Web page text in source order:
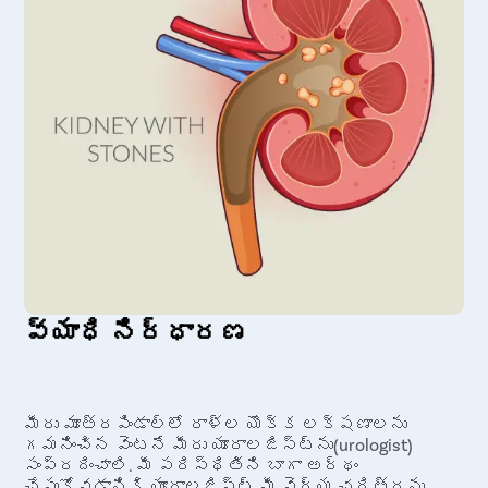
వ్యాధి నిర్ధారణ
మీరు మూత్రపిండాల్లో రాళ్ల యొక్క లక్షణాలను
గమనించిన వెంటనే మీరు యూరాలజిస్ట్‌ను(urologist)
సంప్రదించాలి. మీ పరిస్థితిని బాగా అర్థం